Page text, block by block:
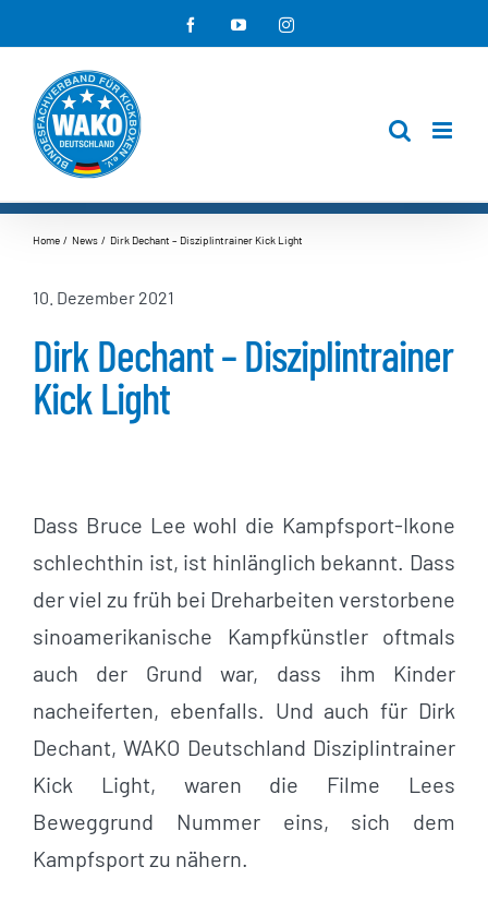
Inhalt
springen
FacebookYouTubeInstagram
Home News Dirk Dechant – Disziplintrainer Kick Light
10. Dezember 2021
Dirk Dechant – Disziplintrainer
Kick Light
Dass Bruce Lee wohl die Kampfsport-Ikone
schlechthin ist, ist hinlänglich bekannt. Dass
der viel zu früh bei Dreharbeiten verstorbene
sinoamerikanische Kampfkünstler oftmals
auch der Grund war, dass ihm Kinder
nacheiferten, ebenfalls. Und auch für Dirk
Dechant, WAKO Deutschland Disziplintrainer
Kick Light, waren die Filme Lees
Beweggrund Nummer eins, sich dem
Kampfsport zu nähern.